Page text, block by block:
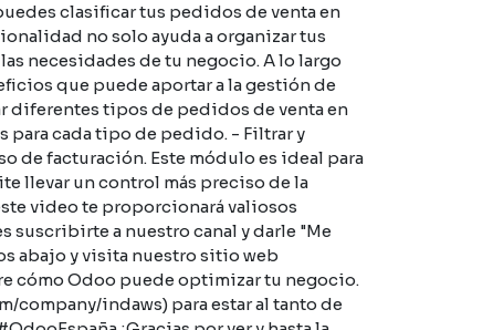
clasificar tus pedidos de venta en
no solo ayuda a organizar tus
necesidades de tu negocio. A lo largo
que puede aportar a la gestión de
diferentes tipos de pedidos de venta en
para cada tipo de pedido. - Filtrar y
de facturación. Este módulo es ideal para
llevar un control más preciso de la
video te proporcionará valiosos
a nuestro canal y darle "Me
abajo y visita nuestro sitio web
cómo Odoo puede optimizar tu negocio.
indaws) para estar al tanto de